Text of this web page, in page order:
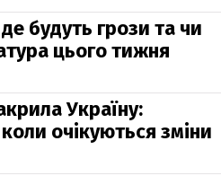
будуть грози та чи
цього тижня
Україну:
очікуються зміни